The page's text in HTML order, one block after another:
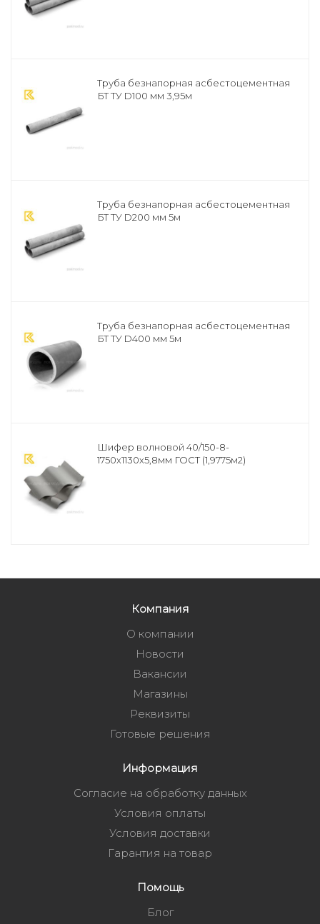
Труба безнапорная асбестоцементная
БТ ТУ D100 мм 3,95м
Труба безнапорная асбестоцементная
БТ ТУ D200 мм 5м
Труба безнапорная асбестоцементная
БТ ТУ D400 мм 5м
Шифер волновой 40/150-8-
1750х1130х5,8мм ГОСТ (1,9775м2)
Компания
О компании
Новости
Вакансии
Магазины
Реквизиты
Готовые решения
Информация
Согласие на обработку данных
Условия оплаты
Условия доставки
Гарантия на товар
Помощь
Блог